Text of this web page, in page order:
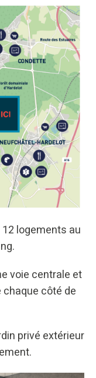
logements au
voie centrale et
côté de
privé extérieur